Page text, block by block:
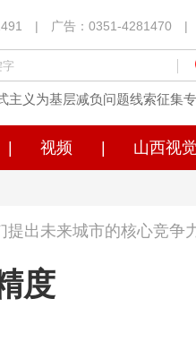
| 广告：0351-4281470 |
主义为基层减负问题线索征集
视频 山西视
提出未来城市的核心竞
度